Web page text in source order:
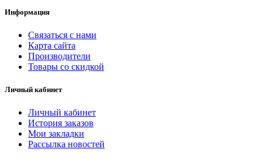
Информация
Связаться с нами
Карта сайта
Производители
Товары со скидкой
Личный кабинет
Личный кабинет
История заказов
Мои закладки
Рассылка новостей